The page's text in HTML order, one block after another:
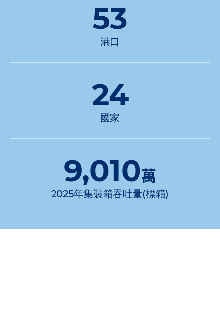
53
港口
24
國家
9,010萬
2025年集裝箱吞吐量(標箱)